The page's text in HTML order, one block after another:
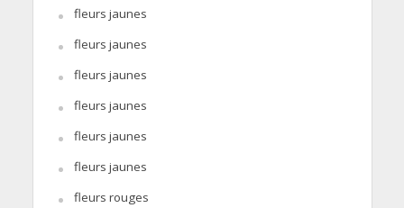
fleurs jaunes
fleurs jaunes
fleurs jaunes
fleurs jaunes
fleurs jaunes
fleurs jaunes
fleurs rouges